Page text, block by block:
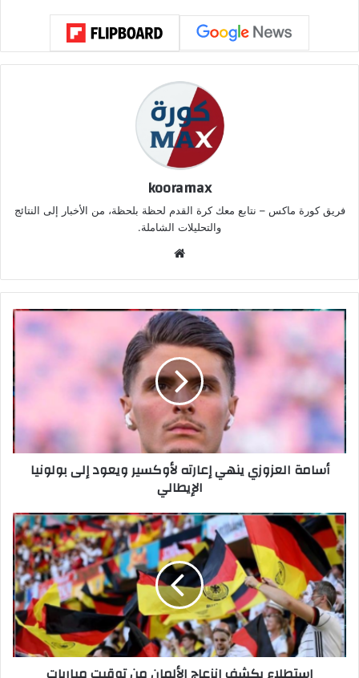
kooramax
فريق كورة ماكس – نتابع معك كرة القدم لحظة بلحظة، من الأخبار إلى النتائج
والتحليلات الشاملة.
الوي
ب
أسامة العزوزي ينهي إعارته لأوكسير ويعود إلى بولونيا
الإيطالي